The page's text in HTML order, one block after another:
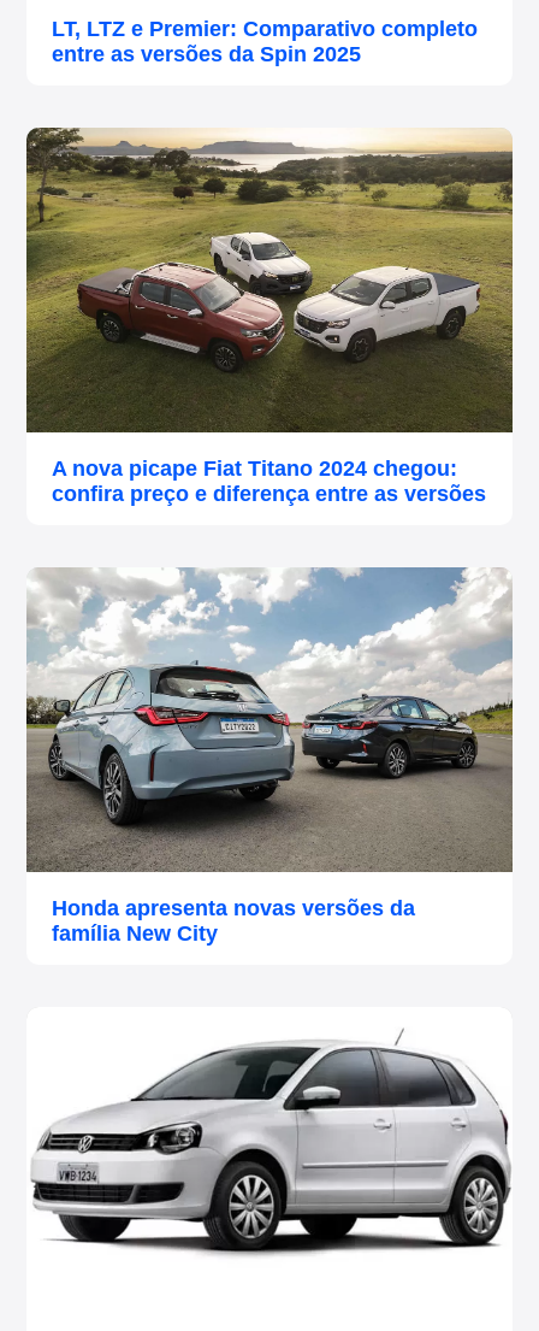
LT, LTZ e Premier: Comparativo completo
entre as versões da Spin 2025
A nova picape Fiat Titano 2024 chegou:
confira preço e diferença entre as versões
Honda apresenta novas versões da
família New City